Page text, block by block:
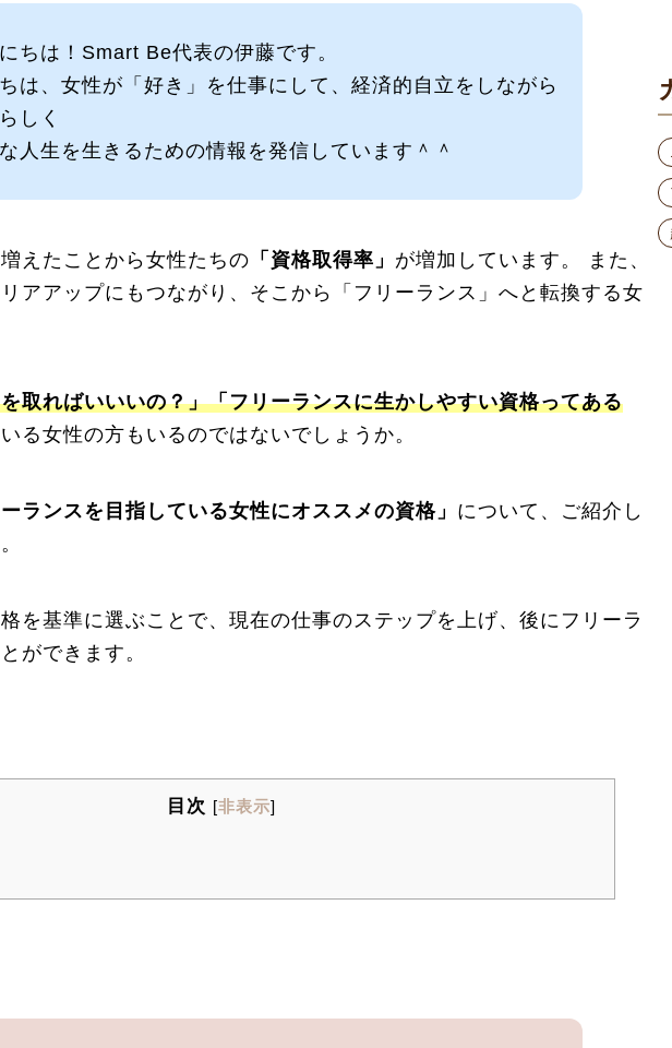
ちは！Smart Be代表の伊藤です。
は、女性が「好き」を仕事にして、経済的自立をしながら
しく
人生を生きるための情報を発信しています＾＾
えたことから女性たちの 「資格取得率」 が増加しています。 また、
アアップにもつながり、そこから「フリーランス」へと転換する女
取ればいいいの？」「フリーランスに生かしやすい資格ってある
る女性の方もいるのではないでしょうか。
ーランスを目指している女性にオススメの資格」 について、ご紹介し
を基準に選ぶことで、現在の仕事のステップを上げ、後にフリーラ
ができます。
目次 [非表示]